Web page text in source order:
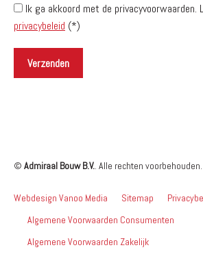
Ik ga akkoord met de privacyvoorwaarden.
privacybeleid (*)
© Admiraal Bouw B.V. . Alle rechten voorbehouden.
Webdesign Vanoo Media Sitemap
Algemene Voorwaarden Consumenten
Algemene Voorwaarden Zakelijk